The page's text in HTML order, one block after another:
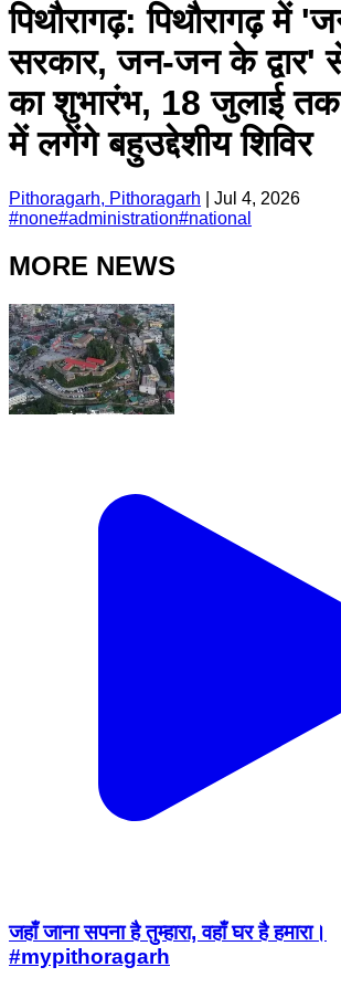
पिथौरागढ़: पिथौरागढ़ में
सरकार, जन-जन के द्वार'
का शुभारंभ, 18 जुलाई
में लगेंगे बहुउद्देशीय शिविर
Pithoragarh, Pithoragarh
Jul 4, 2026
#none#administration#national
MORE NEWS
जहाँ जाना सपना है तुम्हारा, वहाँ घर है हमारा।
#mypithoragarh